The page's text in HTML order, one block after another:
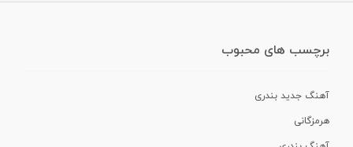
برچسب های محبوب
آهنگ جدید بندری
هرمزگانی